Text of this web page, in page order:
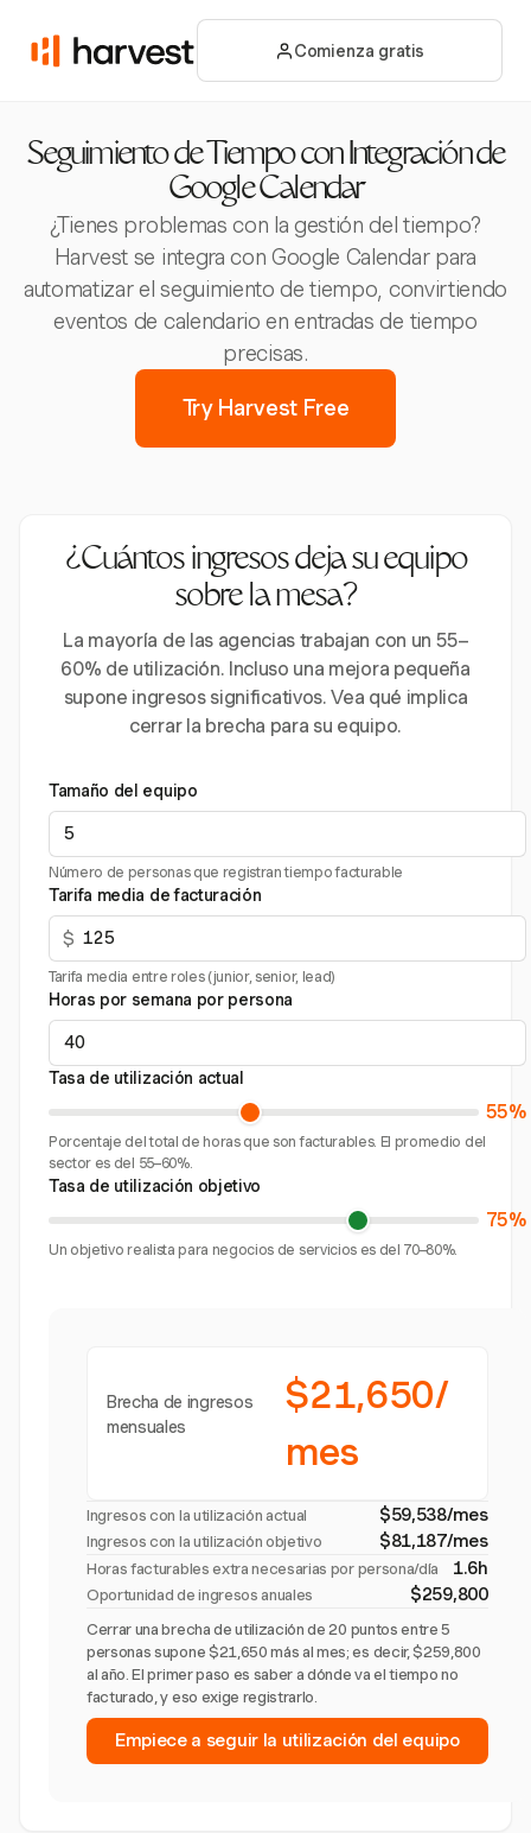
Comienza gratis
Seguimiento de Tiempo con Integración de
Google Calendar
¿Tienes problemas con la gestión del tiempo?
Harvest se integra con Google Calendar para
automatizar el seguimiento de tiempo, convirtiendo
eventos de calendario en entradas de tiempo
precisas.
Try Harvest Free
¿Cuántos ingresos deja su equipo
sobre la mesa?
La mayoría de las agencias trabajan con un 55–
60% de utilización. Incluso una mejora pequeña
supone ingresos significativos. Vea qué implica
cerrar la brecha para su equipo.
Tamaño del equipo
Número de personas que registran tiempo facturable
Tarifa media de facturación
$
Tarifa media entre roles (junior, senior, lead)
Horas por semana por persona
Tasa de utilización actual
55%
Porcentaje del total de horas que son facturables. El promedio del
sector es del 55–60%.
Tasa de utilización objetivo
75%
Un objetivo realista para negocios de servicios es del 70–80%.
Brecha de ingresos
mensuales
$21,650/
mes
Ingresos con la utilización actual $59,538/mes
Ingresos con la utilización objetivo $81,187/mes
Horas facturables extra necesarias por persona/día 1.6h
Oportunidad de ingresos anuales $259,800
Cerrar una brecha de utilización de 20 puntos entre 5
personas supone $21,650 más al mes; es decir, $259,800
al año. El primer paso es saber a dónde va el tiempo no
facturado, y eso exige registrarlo.
Empiece a seguir la utilización del equipo